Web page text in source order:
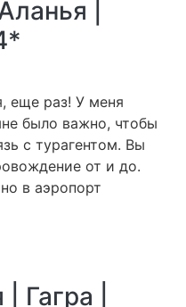
|
еще раз! У меня
было важно, чтобы
с турагентом. Вы
от и до.
в аэропорт
Гагра |